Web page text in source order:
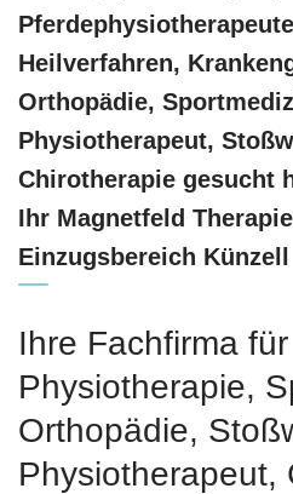
Heilverfahren,
Orthopädie,
Physiotherapeut,
Chirotherapie gesucht
Ihr Magnetfeld
Einzugsbereich Künzell
Ihre Fachfirma für
Physiotherapie,
Orthopädie,
Physiotherapeut,